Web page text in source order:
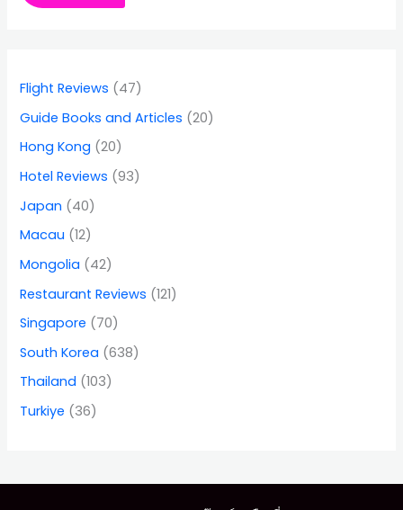
Flight Reviews (47)
Guide Books and Articles (20)
Hong Kong (20)
Hotel Reviews (93)
Japan (40)
Macau (12)
Mongolia (42)
Restaurant Reviews (121)
Singapore (70)
South Korea (638)
Thailand (103)
Turkiye (36)